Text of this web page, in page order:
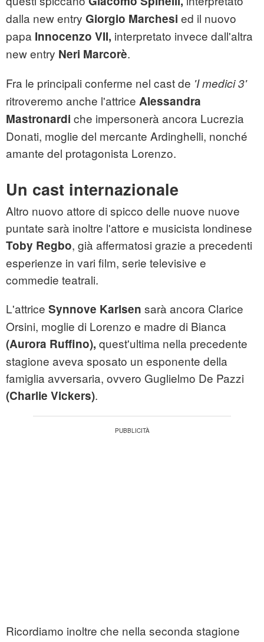
dalla new entry Giorgio Marchesi ed il nuovo
papa Innocenzo VII, interpretato invece dall'altra
new entry Neri Marcorè.
Fra le principali conferme nel cast de 'I medici 3'
ritroveremo anche l'attrice Alessandra
Mastronardi che impersonerà ancora Lucrezia
Donati, moglie del mercante Ardinghelli, nonché
amante del protagonista Lorenzo.
Un cast internazionale
Altro nuovo attore di spicco delle nuove nuove
puntate sarà inoltre l'attore e musicista londinese
Toby Regbo, già affermatosi grazie a precedenti
esperienze in vari film, serie televisive e
commedie teatrali.
L'attrice Synnove Karlsen sarà ancora Clarice
Orsini, moglie di Lorenzo e madre di Bianca
(Aurora Ruffino), quest'ultima nella precedente
stagione aveva sposato un esponente della
famiglia avversaria, ovvero Guglielmo De Pazzi
(Charlie Vickers).
Ricordiamo inoltre che nella seconda stagione